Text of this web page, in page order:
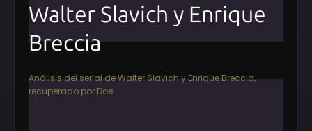
Walter Slavich y Enrique
Breccia
Análisis del serial de Walter Slavich y Enrique Breccia,
recuperado por Doe...